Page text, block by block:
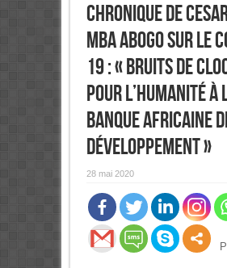
Chronique de
MBA ABOGO sur le
19 : « Bruits de
pour L’humanité à
Banque Africaine
Développement »
28 mai 2020